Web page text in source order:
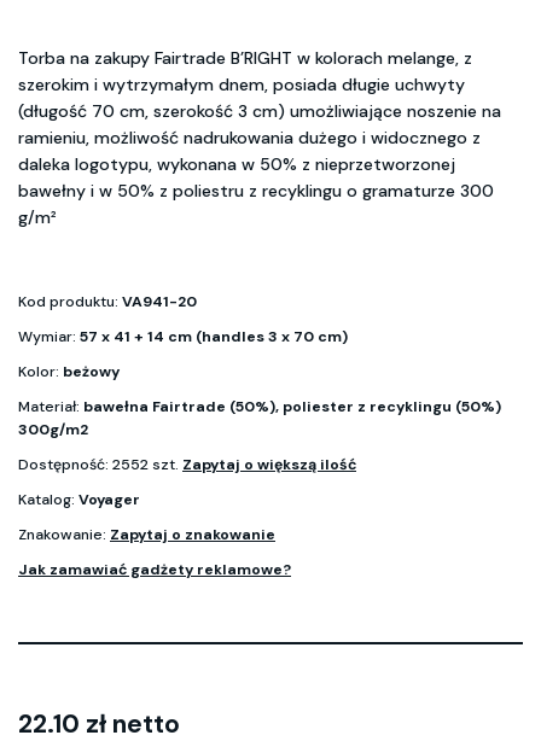
Torba na zakupy Fairtrade B’RIGHT w kolorach melange, z
szerokim i wytrzymałym dnem, posiada długie uchwyty
(długość 70 cm, szerokość 3 cm) umożliwiające noszenie na
ramieniu, możliwość nadrukowania dużego i widocznego z
daleka logotypu, wykonana w 50% z nieprzetworzonej
bawełny i w 50% z poliestru z recyklingu o gramaturze 300
g/m²
Kod produktu: VA941-20
Wymiar: 57 x 41 + 14 cm (handles 3 x 70 cm)
Kolor: beżowy
Materiał: bawełna Fairtrade (50%), poliester z recyklingu (50%)
300g/m2
Dostępność: 2552 szt. Zapytaj o większą ilość
Katalog: Voyager
Znakowanie: Zapytaj o znakowanie
Jak zamawiać gadżety reklamowe?
22.10 zł netto